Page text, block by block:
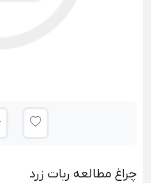
چراغ مطالعه ربات زرد